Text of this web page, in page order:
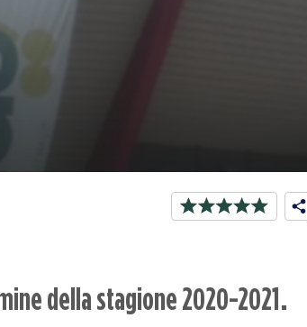
della stagione 2020-2021.